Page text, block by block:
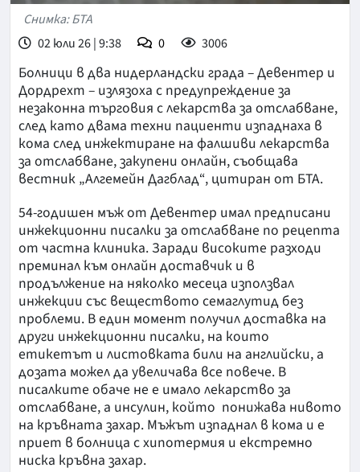
Снимка: БТА
02 юли 26 | 9:38
0 3006
Болници в два нидерландски града – Девентер и
Дордрехт – излязоха с предупреждение за
незаконна търговия с лекарства за отслабване,
след като двама техни пациенти изпаднаха в
кома след инжектиране на фалшиви лекарства
за отслабване, закупени онлайн, съобщава
вестник „Алгемейн Дагблад“, цитиран от БТА.
54-годишен мъж от Девентер имал предписани
инжекционни писалки за отслабване по рецепта
от частна клиника. Заради високите разходи
преминал към онлайн доставчик и в
продължение на няколко месеца използвал
инжекции със веществото семаглутид без
проблеми. В един момент получил доставка на
други инжекционни писалки, на които
етикетът и листовката били на английски, а
дозата можел да увеличава все повече. В
писалките обаче не е имало лекарство за
отслабване, а инсулин, който понижава нивото
на кръвната захар. Мъжът изпаднал в кома и е
приет в болница с хипотермия и екстремно
ниска кръвна захар.